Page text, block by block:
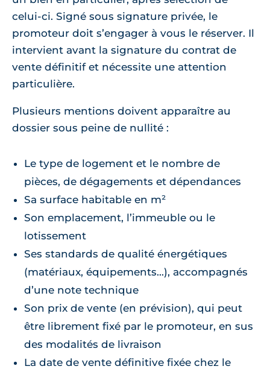
celui-ci. Signé sous signature privée, le
promoteur doit s’engager à vous le réserver. Il
intervient avant la signature du contrat de
vente définitif et nécessite une attention
particulière.
Plusieurs mentions doivent apparaître au
dossier sous peine de nullité :
Le type de logement et le nombre de
pièces, de dégagements et dépendances
Sa surface habitable en m²
Son emplacement, l’immeuble ou le
lotissement
Ses standards de qualité énergétiques
(matériaux, équipements...), accompagnés
d’une note technique
Son prix de vente (en prévision), qui peut
être librement fixé par le promoteur, en sus
des modalités de livraison
La date de vente définitive fixée chez le